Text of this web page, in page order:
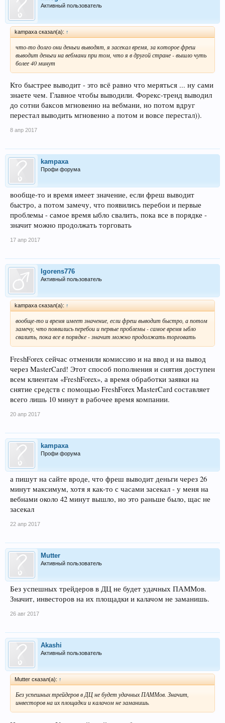
Активный пользователь
kampaxa сказал(а): ↑
что-то долго они деньги выводят, я засекал время, за которое фреш
выводит деньги на вебмани при том, что я в другой стране - вышло чуть
более 40 минут
Кто быстрее выводит - это всё равно что меряться ... ну сами
знаете чем. Главное чтобы выводили. Форекс-тренд выводил
до сотни баксов мгновенно на вебмани, но потом вдруг
перестал выводить мгновенно а потом и вовсе перестал)).
8 апр 2017
kampaxa
Профи форума
вообще-то и время имеет значение, если фреш выводит
быстро, а потом замечу, что появились перебои и первые
проблемы - самое время ыбло свалить, пока все в порядке -
значит можно продолжать торговать
17 апр 2017
Igorens776
Активный пользователь
kampaxa сказал(а): ↑
вообще-то и время имеет значение, если фреш выводит быстро, а потом
замечу, что появились перебои и первые проблемы - самое время ыбло
свалить, пока все в порядке - значит можно продолжать торговать
FreshForex сейчас отменили комиссию и на ввод и на вывод
через MasterCard! Этот способ пополнения и снятия доступен
всем клиентам «FreshForex», а время обработки заявки на
снятие средств с помощью FreshForex MasterCard составляет
всего лишь 10 минут в рабочее время компании.
20 апр 2017
kampaxa
Профи форума
а пишут на сайте вроде, что фреш выводит деньги через 26
минут максимум, хотя я как-то с часами засекал - у меня на
вебнами около 42 минут вышло, но это раньше было, щас не
засекал
22 апр 2017
Mutter
Активный пользователь
Без успешных трейдеров в ДЦ не будет удачных ПАММов.
Значит, инвесторов на их площадки и калачом не заманишь.
26 авг 2017
Akashi
Активный пользователь
Mutter сказал(а): ↑
Без успешных трейдеров в ДЦ не будет удачных ПАММов. Значит,
инвесторов на их площадки и калачом не заманишь.